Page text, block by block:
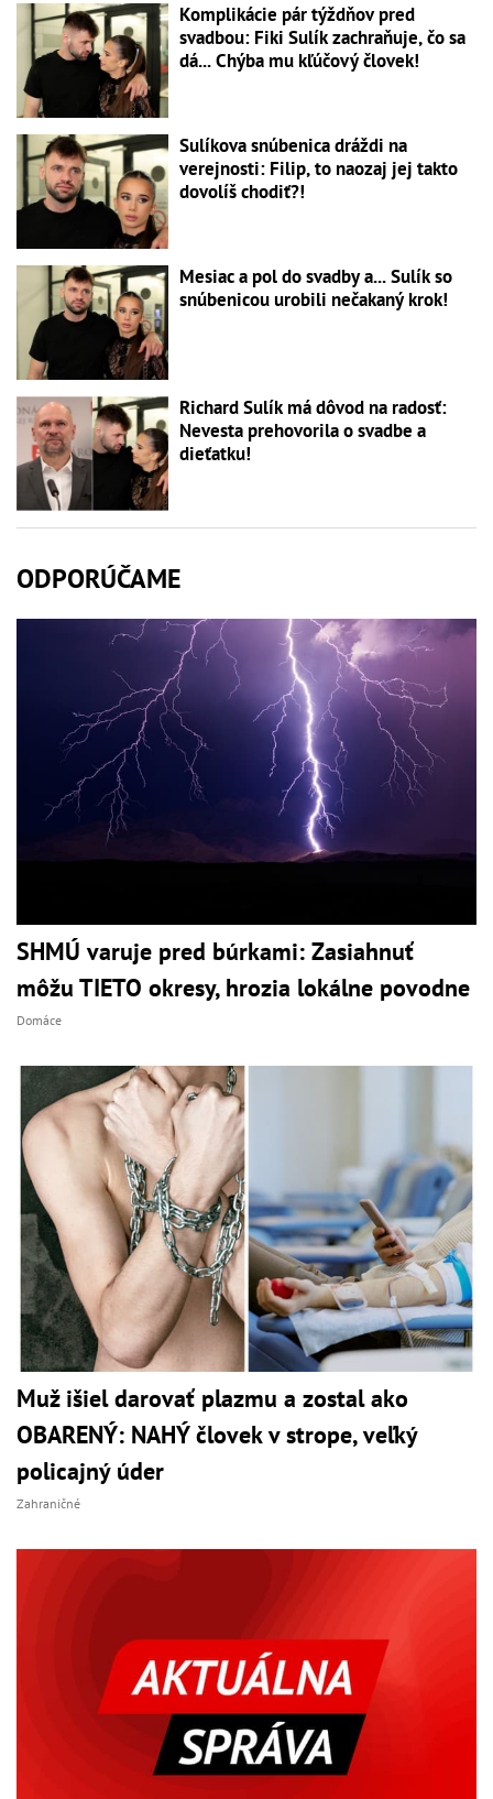
Komplikácie pár týždňov pred
svadbou: Fiki Sulík zachraňuje, čo sa
dá... Chýba mu kľúčový človek!
Sulíkova snúbenica dráždi na
verejnosti: Filip, to naozaj jej takto
dovolíš chodiť?!
Mesiac a pol do svadby a... Sulík so
snúbenicou urobili nečakaný krok!
Richard Sulík má dôvod na radosť:
Nevesta prehovorila o svadbe a
dieťatku!
ODPORÚČAME
SHMÚ varuje pred búrkami: Zasiahnuť
môžu TIETO okresy, hrozia lokálne povodne
Domáce
Muž išiel darovať plazmu a zostal ako
OBARENÝ: NAHÝ človek v strope, veľký
policajný úder
Zahraničné